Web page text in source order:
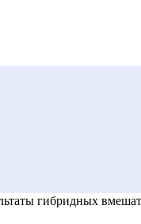
гибридных